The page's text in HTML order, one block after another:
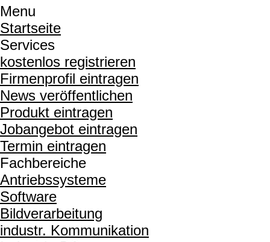
Menu
Startseite
Services
kostenlos registrieren
Firmenprofil eintragen
News veröffentlichen
Produkt eintragen
Jobangebot eintragen
Termin eintragen
Fachbereiche
Antriebssysteme
Software
Bildverarbeitung
industr. Kommunikation